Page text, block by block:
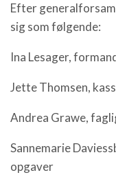
Efter
sig som følgende:
Ina Lesager,
Jette Thomsen,
Andrea Grawe,
Sannemarie
opgaver